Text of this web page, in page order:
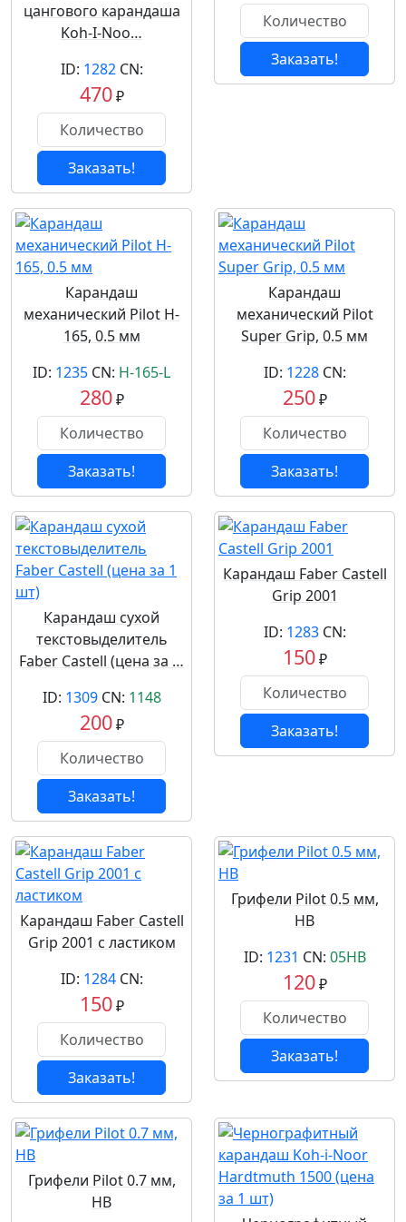
цангового карандаша
Koh-I-Noo…
ID: 1282CN:
470₽
Заказать!
Заказать!
Карандаш
механический Pilot H-
165, 0.5 мм
ID: 1235 CN: H-165-L
280₽
Заказать!
Карандаш
механический Pilot
Super Grip, 0.5 мм
ID: 1228CN:
250₽
Заказать!
Карандаш сухой
текстовыделитель
Faber Castell (цена за …
ID: 1309CN: 1148
200₽
Заказать!
Карандаш Faber Castell
Grip 2001
ID: 1283CN:
150₽
Заказать!
Карандаш Faber Castell
Grip 2001 с ластиком
ID: 1284CN:
150₽
Заказать!
Грифели Pilot 0.5 мм,
HB
ID: 1231 CN: 05HB
120₽
Заказать!
Грифели Pilot 0.7 мм,
HB